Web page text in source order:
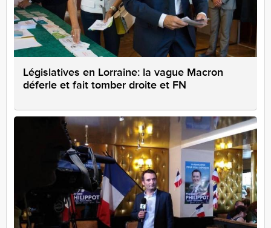
Législatives en Lorraine: la vague Macron
déferle et fait tomber droite et FN